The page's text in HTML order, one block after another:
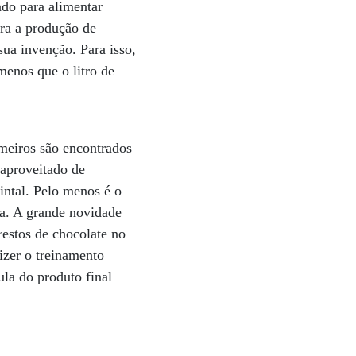
para alimentar
a produção de
invenção. Para isso,
que o litro de
são encontrados
de
Pelo menos é o
A grande novidade
de chocolate no
o treinamento
do produto final